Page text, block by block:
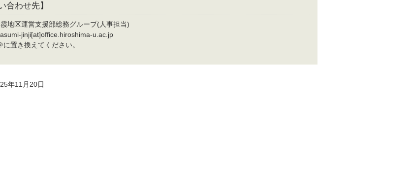
合わせ先】
地区運営支援部総務グループ(人事担当)
jinji[at]office.hiroshima-u.ac.jp
置き換えてください。
年11月20日